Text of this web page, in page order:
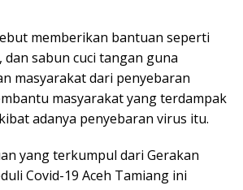
memberikan bantuan seperti
dan sabun cuci tangan guna
masyarakat dari penyebaran
masyarakat yang terdampak
adanya penyebaran virus itu.
yang terkumpul dari Gerakan
Covid-19 Aceh Tamiang ini